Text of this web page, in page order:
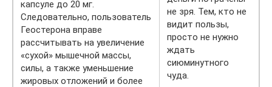
капсуле до 20 мг.
Следовательно, пользователь
Геостерона вправе
рассчитывать на увеличение
«сухой» мышечной массы,
силы, а также уменьшение
жировых отложений и более
не зря. Тем, кто не
видит пользы,
просто не нужно
ждать
сиюминутного
чуда.